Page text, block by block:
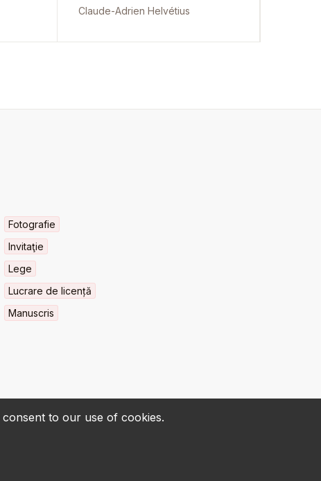
to our use of cookies.
Claude-Adrien Helvétius
Fotografie
Invitaţie
Lege
Lucrare de licență
Manuscris